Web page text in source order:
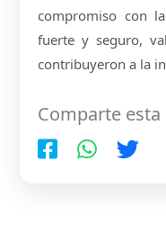
compromiso con
fuerte y seguro,
contribuyeron a la
Comparte esta